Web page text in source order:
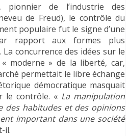
, pionnier de l’industrie des
de Freud), le contrôle du
populaire fut le signe d’une
rapport aux formes plus
concurrence des idées sur le
moderne » de la liberté, car,
permettait le libre échange
démocratique masquait
le contrôle. « La manipulation
des habitudes et des opinions
important dans une société
il.